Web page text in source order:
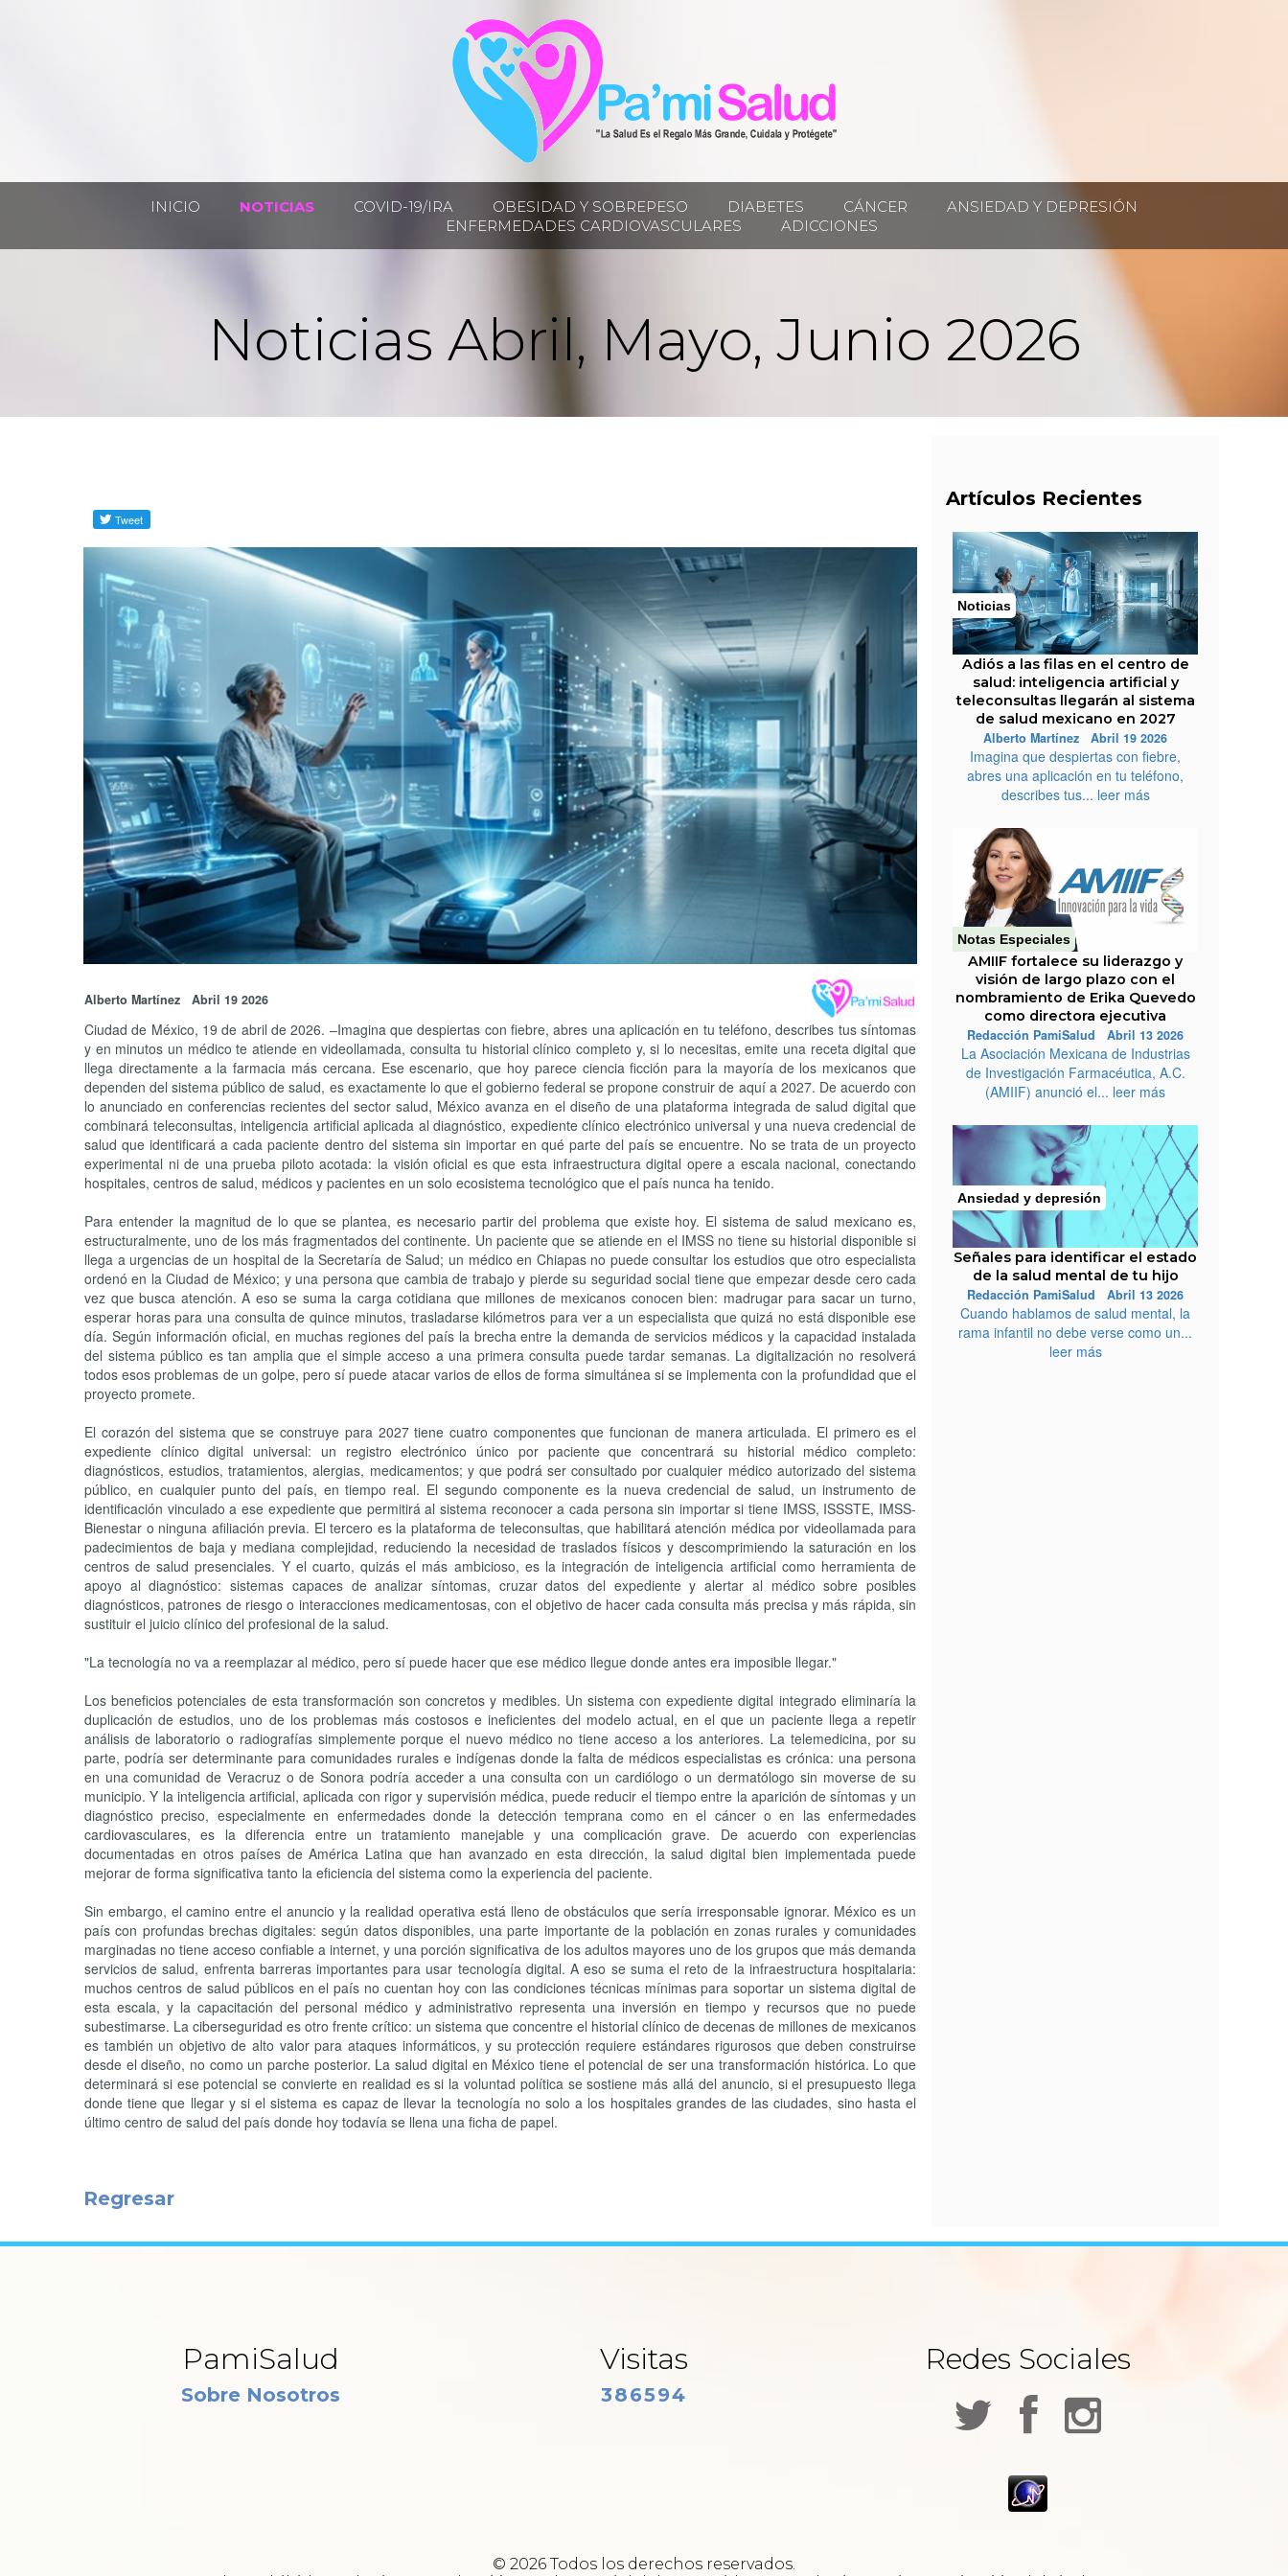
INICIO NOTICIAS COVID-19/IRA OBESIDAD Y SOBREPESO DIABETES CÁNCER
ANSIEDAD Y DEPRESIÓN
ENFERMEDADES CARDIOVASCULARES
ADICCIONES
Noticias Abril, Mayo, Junio 2026
Alberto Martínez Abril 19 2026
Ciudad de México, 19 de abril de 2026. –Imagina que despiertas con fiebre, abres una aplicación en tu teléfono, describes tus síntomas
y en minutos un médico te atiende en videollamada, consulta tu historial clínico completo y, si lo necesitas, emite una receta digital que
llega directamente a la farmacia más cercana. Ese escenario, que hoy parece ciencia ficción para la mayoría de los mexicanos que
dependen del sistema público de salud, es exactamente lo que el gobierno federal se propone construir de aquí a 2027. De acuerdo con
lo anunciado en conferencias recientes del sector salud, México avanza en el diseño de una plataforma integrada de salud digital que
combinará teleconsultas, inteligencia artificial aplicada al diagnóstico, expediente clínico electrónico universal y una nueva credencial de
salud que identificará a cada paciente dentro del sistema sin importar en qué parte del país se encuentre. No se trata de un proyecto
experimental ni de una prueba piloto acotada: la visión oficial es que esta infraestructura digital opere a escala nacional, conectando
hospitales, centros de salud, médicos y pacientes en un solo ecosistema tecnológico que el país nunca ha tenido.
Para entender la magnitud de lo que se plantea, es necesario partir del problema que existe hoy. El sistema de salud mexicano es,
estructuralmente, uno de los más fragmentados del continente. Un paciente que se atiende en el IMSS no tiene su historial disponible si
llega a urgencias de un hospital de la Secretaría de Salud; un médico en Chiapas no puede consultar los estudios que otro especialista
ordenó en la Ciudad de México; y una persona que cambia de trabajo y pierde su seguridad social tiene que empezar desde cero cada
vez que busca atención. A eso se suma la carga cotidiana que millones de mexicanos conocen bien: madrugar para sacar un turno,
esperar horas para una consulta de quince minutos, trasladarse kilómetros para ver a un especialista que quizá no está disponible ese
día. Según información oficial, en muchas regiones del país la brecha entre la demanda de servicios médicos y la capacidad instalada
del sistema público es tan amplia que el simple acceso a una primera consulta puede tardar semanas. La digitalización no resolverá
todos esos problemas de un golpe, pero sí puede atacar varios de ellos de forma simultánea si se implementa con la profundidad que el
proyecto promete.
El corazón del sistema que se construye para 2027 tiene cuatro componentes que funcionan de manera articulada. El primero es el
expediente clínico digital universal: un registro electrónico único por paciente que concentrará su historial médico completo:
diagnósticos, estudios, tratamientos, alergias, medicamentos; y que podrá ser consultado por cualquier médico autorizado del sistema
público, en cualquier punto del país, en tiempo real. El segundo componente es la nueva credencial de salud, un instrumento de
identificación vinculado a ese expediente que permitirá al sistema reconocer a cada persona sin importar si tiene IMSS, ISSSTE, IMSS-
Bienestar o ninguna afiliación previa. El tercero es la plataforma de teleconsultas, que habilitará atención médica por videollamada para
padecimientos de baja y mediana complejidad, reduciendo la necesidad de traslados físicos y descomprimiendo la saturación en los
centros de salud presenciales. Y el cuarto, quizás el más ambicioso, es la integración de inteligencia artificial como herramienta de
apoyo al diagnóstico: sistemas capaces de analizar síntomas, cruzar datos del expediente y alertar al médico sobre posibles
diagnósticos, patrones de riesgo o interacciones medicamentosas, con el objetivo de hacer cada consulta más precisa y más rápida, sin
sustituir el juicio clínico del profesional de la salud.
"La tecnología no va a reemplazar al médico, pero sí puede hacer que ese médico llegue donde antes era imposible llegar."
Los beneficios potenciales de esta transformación son concretos y medibles. Un sistema con expediente digital integrado eliminaría la
duplicación de estudios, uno de los problemas más costosos e ineficientes del modelo actual, en el que un paciente llega a repetir
análisis de laboratorio o radiografías simplemente porque el nuevo médico no tiene acceso a los anteriores. La telemedicina, por su
parte, podría ser determinante para comunidades rurales e indígenas donde la falta de médicos especialistas es crónica: una persona
en una comunidad de Veracruz o de Sonora podría acceder a una consulta con un cardiólogo o un dermatólogo sin moverse de su
municipio. Y la inteligencia artificial, aplicada con rigor y supervisión médica, puede reducir el tiempo entre la aparición de síntomas y un
diagnóstico preciso, especialmente en enfermedades donde la detección temprana como en el cáncer o en las enfermedades
cardiovasculares, es la diferencia entre un tratamiento manejable y una complicación grave. De acuerdo con experiencias
documentadas en otros países de América Latina que han avanzado en esta dirección, la salud digital bien implementada puede
mejorar de forma significativa tanto la eficiencia del sistema como la experiencia del paciente.
Sin embargo, el camino entre el anuncio y la realidad operativa está lleno de obstáculos que sería irresponsable ignorar. México es un
país con profundas brechas digitales: según datos disponibles, una parte importante de la población en zonas rurales y comunidades
marginadas no tiene acceso confiable a internet, y una porción significativa de los adultos mayores uno de los grupos que más demanda
servicios de salud, enfrenta barreras importantes para usar tecnología digital. A eso se suma el reto de la infraestructura hospitalaria:
muchos centros de salud públicos en el país no cuentan hoy con las condiciones técnicas mínimas para soportar un sistema digital de
esta escala, y la capacitación del personal médico y administrativo representa una inversión en tiempo y recursos que no puede
subestimarse. La ciberseguridad es otro frente crítico: un sistema que concentre el historial clínico de decenas de millones de mexicanos
es también un objetivo de alto valor para ataques informáticos, y su protección requiere estándares rigurosos que deben construirse
desde el diseño, no como un parche posterior. La salud digital en México tiene el potencial de ser una transformación histórica. Lo que
determinará si ese potencial se convierte en realidad es si la voluntad política se sostiene más allá del anuncio, si el presupuesto llega
donde tiene que llegar y si el sistema es capaz de llevar la tecnología no solo a los hospitales grandes de las ciudades, sino hasta el
último centro de salud del país donde hoy todavía se llena una ficha de papel.
Regresar
Artículos Recientes
Noticias
Adiós a las filas en el centro de
salud: inteligencia artificial y
teleconsultas llegarán al sistema
de salud mexicano en 2027
Alberto Martínez Abril 19 2026
Imagina que despiertas con fiebre,
abres una aplicación en tu teléfono,
describes tus... leer más
Notas Especiales
AMIIF fortalece su liderazgo y
visión de largo plazo con el
nombramiento de Erika Quevedo
como directora ejecutiva
Redacción PamiSalud Abril 13 2026
La Asociación Mexicana de Industrias
de Investigación Farmacéutica, A.C.
(AMIIF) anunció el... leer más
Ansiedad y depresión
Señales para identificar el estado
de la salud mental de tu hijo
Redacción PamiSalud Abril 13 2026
Cuando hablamos de salud mental, la
rama infantil no debe verse como un...
leer más
PamiSalud
Sobre Nosotros
Visitas
386594
Redes Sociales
© 2026 Todos los derechos reservados.